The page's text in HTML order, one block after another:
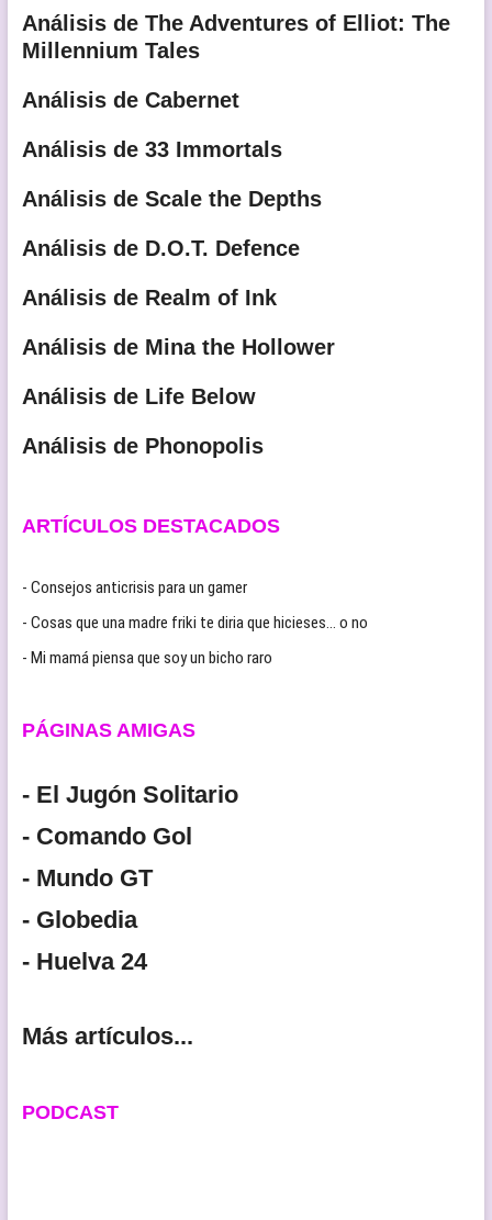
Análisis de The Adventures of Elliot: The
Millennium Tales
Análisis de Cabernet
Análisis de 33 Immortals
Análisis de Scale the Depths
Análisis de D.O.T. Defence
Análisis de Realm of Ink
Análisis de Mina the Hollower
Análisis de Life Below
Análisis de Phonopolis
ARTÍCULOS DESTACADOS
- Consejos anticrisis para un gamer
- Cosas que una madre friki te diria que hicieses… o no
- Mi mamá piensa que soy un bicho raro
PÁGINAS AMIGAS
- El Jugón Solitario
- Comando Gol
- Mundo GT
- Globedia
- Huelva 24
Más artículos...
PODCAST